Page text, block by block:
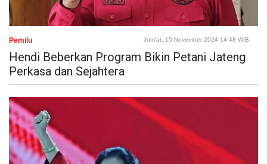
Pemilu Jum'at, 15 November 2024 14:48 WIB
Hendi Beberkan Program Bikin Petani Jateng
Perkasa dan Sejahtera